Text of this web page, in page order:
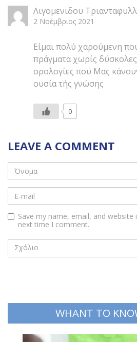
Λιγομενιδου
2 Νοέμβριος 2021
Είμαι πολύ χαρούμενη
πράγματα χωρίς
ορολογίες πού Μας
ουσία τής γνώσης
0
LEAVE A COMMENT
Save my name, email, and
next time I comment.
WHANT TO